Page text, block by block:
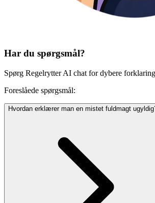
Har du spørgsmål?
Spørg Regelrytter AI chat for dybere
Foreslåede spørgsmål:
Hvordan erklærer man en mistet fuldmagt